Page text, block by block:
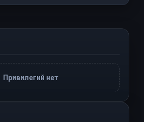
Привилегий нет